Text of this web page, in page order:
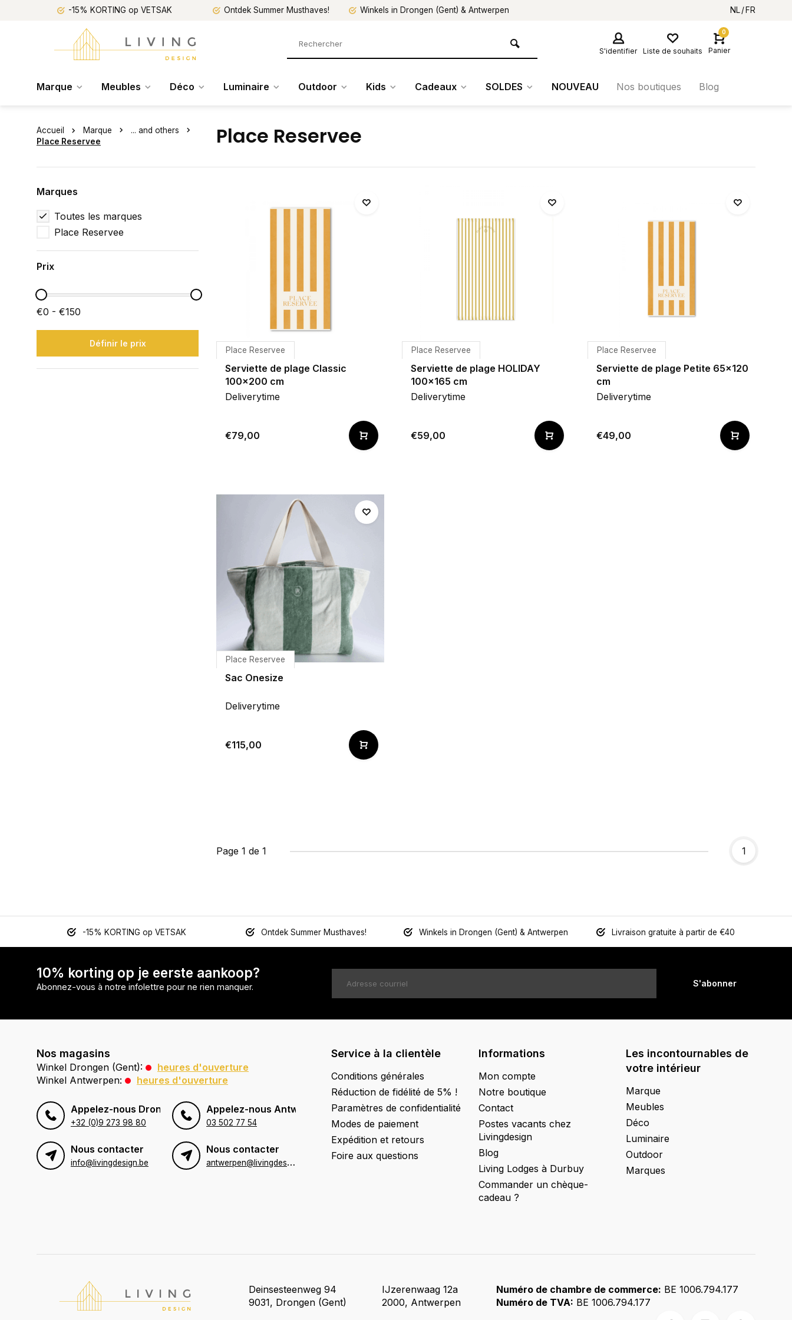
-15% KORTING op VETSAK Ontdek Summer Musthaves! Winkels in Drongen (Gent) & Antwerpen NL FR
S'identifier Liste de souhaits
0
Panier
Marque Meubles Déco Luminaire Outdoor Kids Cadeaux SOLDES NOUVEAU Nos boutiques Blog
Accueil Marque
... and others
Place Reservee
Place Reservee
Marques
Toutes les marques
Place Reservee
Prix
€0 - €150
Définir le prix
Place Reservee
Serviette de plage Classic
100x200 cm
Deliverytime
€79,00
Place Reservee
Serviette de plage HOLIDAY
100x165 cm
Deliverytime
€59,00
Place Reservee
Serviette de plage Petite 65x120
cm
Deliverytime
€49,00
Place Reservee
Sac Onesize
Deliverytime
€115,00
Page 1 de 1 1
-15% KORTING op VETSAK Ontdek Summer Musthaves! Winkels in Drongen (Gent) & Antwerpen Livraison gratuite à partir de €40
10% korting op je eerste aankoop?
Abonnez-vous à notre infolettre pour ne rien manquer. S'abonner
Nos magasins
Winkel Drongen (Gent):
heures d'ouverture
Winkel Antwerpen:
heures d'ouverture
Appelez-nous Drongen (Gent)
+32 (0)9 273 98 80
Appelez-nous Antwerpen
03 502 77 54
Nous contacter
info@livingdesign.be
Nous contacter
a
ntwerpen@livingdesign.be
Service à la clientèle
Conditions générales
Réduction de fidélité de 5% !
Paramètres de confidentialité
Modes de paiement
Expédition et retours
Foire aux questions
Informations
Mon compte
Notre boutique
Contact
Postes vacants chez
Livingdesign
Blog
Living Lodges à Durbuy
Commander un chèque-
cadeau ?
Les incontournables de
votre intérieur
Marque
Meubles
Déco
Luminaire
Outdoor
Marques
Deinsesteenweg 94
9031, Drongen (Gent)
IJzerenwaag 12a
2000, Antwerpen
Numéro de chambre de commerce: BE 1006.794.177
Numéro de TVA: BE 1006.794.177